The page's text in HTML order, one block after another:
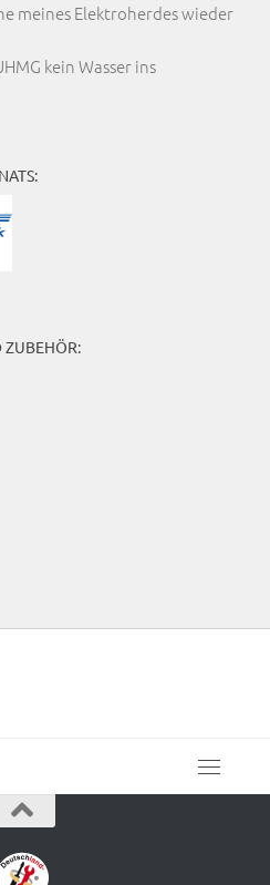
meines Elektroherdes wieder
kein Wasser ins
ZUBEHÖR: